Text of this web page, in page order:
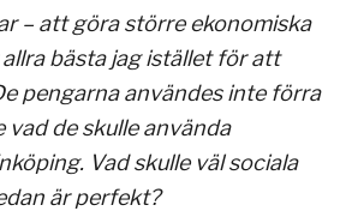
– att göra större ekonomiska
bästa jag istället för att
pengarna användes inte förra
de skulle använda
Vad skulle väl sociala
är perfekt?